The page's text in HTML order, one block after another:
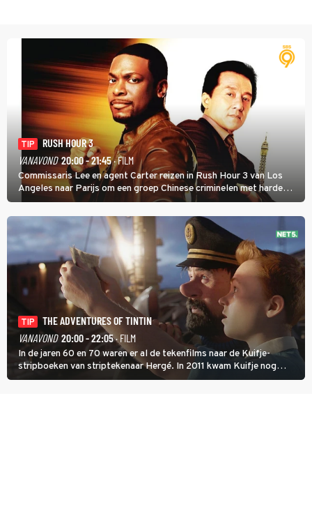
TIP
RUSH HOUR 3
VANAVOND 20:00 - 21:45· FILM
Commissaris Lee en agent Carter reizen in Rush Hour 3 van Los
Angeles naar Parijs om een groep Chinese criminelen met harde
hand aan te pakken.
TIP
THE ADVENTURES OF TINTIN
VANAVOND 20:00 - 22:05· FILM
In de jaren 60 en 70 waren er al de tekenfilms naar de Kuifje-
stripboeken van striptekenaar Hergé. In 2011 kwam Kuifje nog
meer tot leven in The Adventures of Tintin van Steven Spielberg.